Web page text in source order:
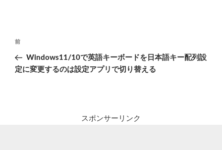
投
ナ
前
の
投
前
Windows11/10で英語キーボードを日本語キー配列設
定に変更するのは設定アプリで切り替える
スポンサーリンク